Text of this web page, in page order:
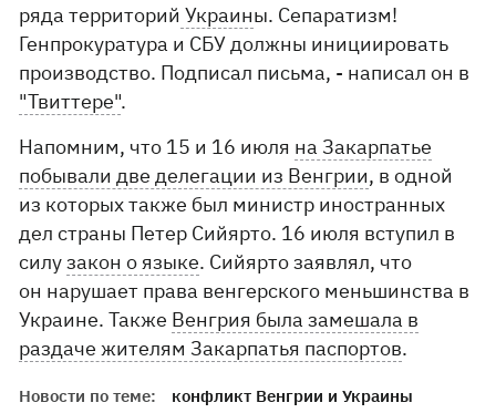
ряда территорий Украины. Сепаратизм!
Генпрокуратура и СБУ должны инициировать
производство. Подписал письма, - написал он в
"Твиттере".
Напомним, что 15 и 16 июля на Закарпатье
побывали две делегации из Венгрии, в одной
из которых также был министр иностранных
дел страны Петер Сийярто. 16 июля вступил в
силузакон о языке. Сийярто заявлял, что
он нарушает права венгерского меньшинства в
Украине. Также Венгрия была замешала в
раздаче жителям Закарпатья паспортов.
Новости по теме:
конфликт Венгрии и Украины